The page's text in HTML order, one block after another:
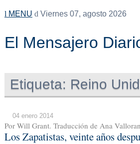
MENU Viernes 07, agosto 2026
El Mensajero
Etiqueta: Reino
04 enero 2014
Por Will Grant. Traducción de Ana
Los Zapatistas, veinte años